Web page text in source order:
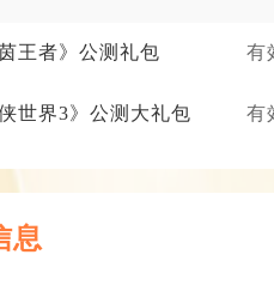
茵王者》公测礼包 有
侠世界3》公测大礼包 有
息